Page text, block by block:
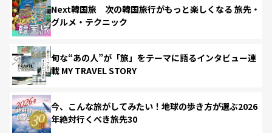
Next韓国旅 次の韓国旅行がもっと楽しくなる 旅先・
グルメ・テクニック
旬な“あの人”が「旅」をテーマに語るインタビュー連
載 MY TRAVEL STORY
今、こんな旅がしてみたい！地球の歩き方が選ぶ2026
年絶対行くべき旅先30